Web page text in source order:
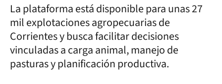
La plataforma está disponible para unas 27
mil explotaciones agropecuarias de
Corrientes y busca facilitar decisiones
vinculadas a carga animal, manejo de
pasturas y planificación productiva.